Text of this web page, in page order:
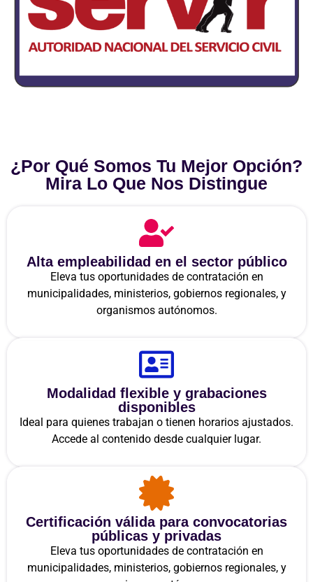
¿Por Qué Somos Tu Mejor Opción?
Mira Lo Que Nos Distingue
Alta empleabilidad en el sector público
Eleva tus oportunidades de contratación en
municipalidades, ministerios, gobiernos regionales, y
organismos autónomos.
Modalidad flexible y grabaciones
disponibles
Ideal para quienes trabajan o tienen horarios ajustados.
Accede al contenido desde cualquier lugar.
Certificación válida para convocatorias
públicas y privadas
Eleva tus oportunidades de contratación en
municipalidades, ministerios, gobiernos regionales, y